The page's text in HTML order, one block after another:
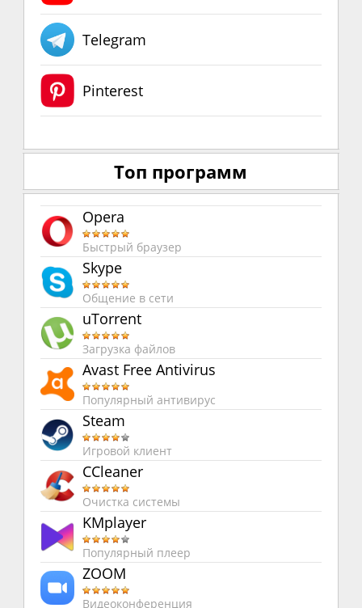
Telegram
Pinterest
Топ программ
Opera
Быстрый браузер
Skype
Общение в сети
uTorrent
Загрузка файлов
Avast Free Antivirus
Популярный антивирус
Steam
Игровой клиент
CCleaner
Очистка системы
KMplayer
Популярный плеер
ZOOM
Видеоконференция